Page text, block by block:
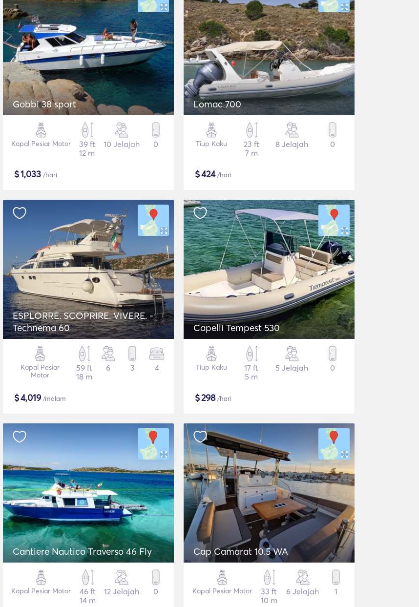
Gobbi 38 sport
Kapal Pesiar Motor
39 ft
12 m
10 Jelajah 0
$1,033 /hari
Lomac 700
Tiup Kaku
23 ft
7 m
8 Jelajah 0
$424/hari
ESPLORRE. SCOPRIRE. VIVERE. -
Technema 60
Kapal Pesiar
Motor
59 ft
18 m
6 3 4
$4,019/malam
Capelli Tempest 530
Tiup Kaku
17 ft
5 m
5 Jelajah 0
$298/hari
Cantiere Nautico Traverso 46 Fly
Kapal Pesiar Motor
46 ft
14 m
12 Jelajah 0
Cap Camarat 10.5 WA
Kapal Pesiar Motor
33 ft
10 m
6 Jelajah 1